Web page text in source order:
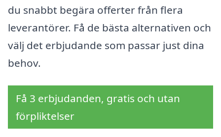
du snabbt begära offerter från flera
leverantörer. Få de bästa alternativen och
välj det erbjudande som passar just dina
behov.
Få 3 erbjudanden, gratis och utan
förpliktelser